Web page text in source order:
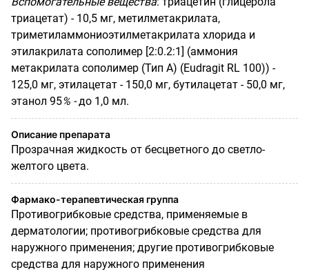
триацетат) - 10,5 мг, метилметакрилата,
триметиламмониоэтилметакрилата хлорида и
этилакрилата сополимер [2:0.2:1] (аммония
метакрилата сополимер (Тип A) (Eudragit RL 100)) -
125,0 мг, этилацетат - 150,0 мг, бутилацетат - 50,0 мг,
этанол 95% -до 1,0 мл.
Описание препарата
Прозрачная жидкость от бесцветного до светло-
желтого цвета.
Фармако-терапевтическая группа
Противогрибковые средства, применяемые в
дерматологии; противогрибковые средства для
наружного применения; другие противогрибковые
средства для наружного применения